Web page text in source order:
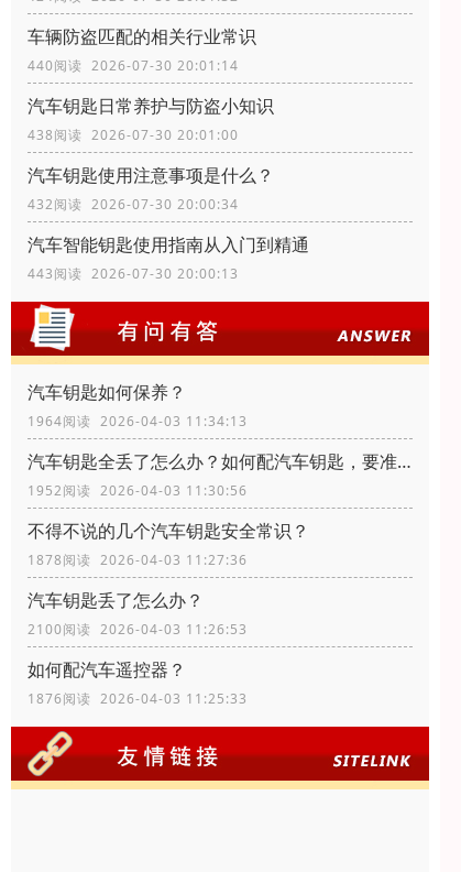
车辆防盗匹配的相关行业常识
440阅读 2026-07-30 20:01:14
汽车钥匙日常养护与防盗小知识
438阅读 2026-07-30 20:01:00
汽车钥匙使用注意事项是什么？
432阅读 2026-07-30 20:00:34
汽车智能钥匙使用指南从入门到精通
443阅读 2026-07-30 20:00:13
汽车钥匙如何保养？
1964阅读 2026-04-03 11:34:13
汽车钥匙全丢了怎么办？如何配汽车钥匙，要准备什么资料？
1952阅读 2026-04-03 11:30:56
不得不说的几个汽车钥匙安全常识？
1878阅读 2026-04-03 11:27:36
汽车钥匙丢了怎么办？
2100阅读 2026-04-03 11:26:53
如何配汽车遥控器？
1876阅读 2026-04-03 11:25:33